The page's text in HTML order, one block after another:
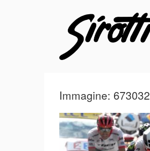
Immagine: 673032